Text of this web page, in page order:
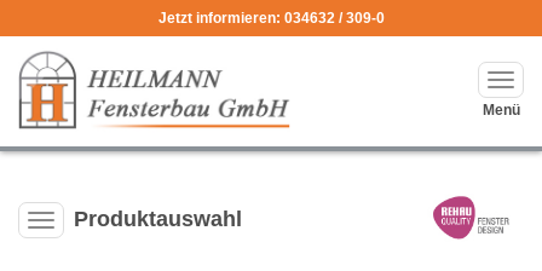
Jetzt informieren: 034632 / 309-0
Menü
Produktauswahl-
Produktauswahl